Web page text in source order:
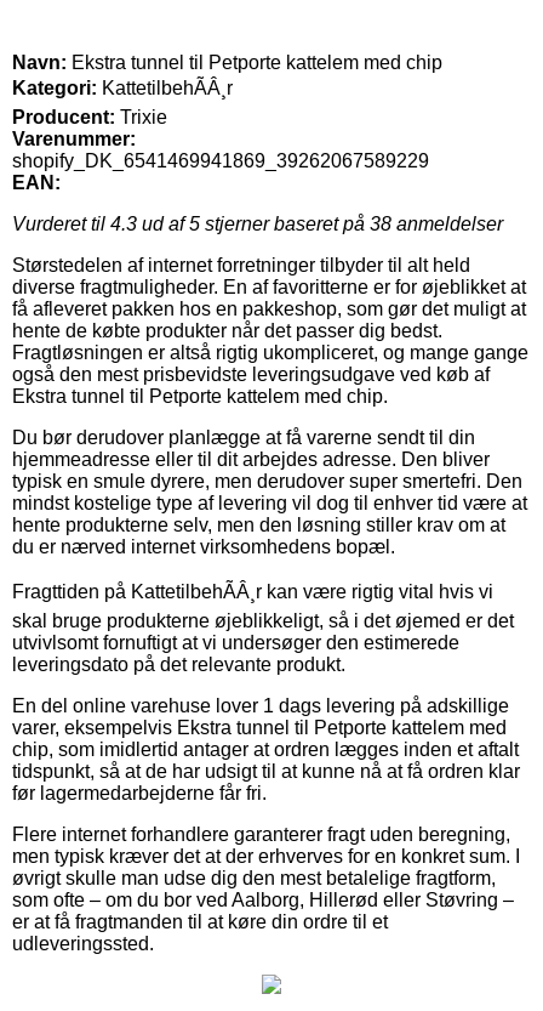
Navn: Ekstra tunnel til Petporte kattelem med chip
Kategori: KattetilbehÃÂ¸r
Producent: Trixie
Varenummer:
shopify_DK_6541469941869_39262067589229
EAN:
Vurderet til 4.3 ud af 5 stjerner baseret på 38 anmeldelser
Størstedelen af internet forretninger tilbyder til alt held
diverse fragtmuligheder. En af favoritterne er for øjeblikket at
få afleveret pakken hos en pakkeshop, som gør det muligt at
hente de købte produkter når det passer dig bedst.
Fragtløsningen er altså rigtig ukompliceret, og mange gange
også den mest prisbevidste leveringsudgave ved køb af
Ekstra tunnel til Petporte kattelem med chip.
Du bør derudover planlægge at få varerne sendt til din
hjemmeadresse eller til dit arbejdes adresse. Den bliver
typisk en smule dyrere, men derudover super smertefri. Den
mindst kostelige type af levering vil dog til enhver tid være at
hente produkterne selv, men den løsning stiller krav om at
du er nærved internet virksomhedens bopæl.
Fragttiden på KattetilbehÃÂ¸r kan være rigtig vital hvis vi
skal bruge produkterne øjeblikkeligt, så i det øjemed er det
utvivlsomt fornuftigt at vi undersøger den estimerede
leveringsdato på det relevante produkt.
En del online varehuse lover 1 dags levering på adskillige
varer, eksempelvis Ekstra tunnel til Petporte kattelem med
chip, som imidlertid antager at ordren lægges inden et aftalt
tidspunkt, så at de har udsigt til at kunne nå at få ordren klar
før lagermedarbejderne får fri.
Flere internet forhandlere garanterer fragt uden beregning,
men typisk kræver det at der erhverves for en konkret sum. I
øvrigt skulle man udse dig den mest betalelige fragtform,
som ofte – om du bor ved Aalborg, Hillerød eller Støvring –
er at få fragtmanden til at køre din ordre til et
udleveringssted.